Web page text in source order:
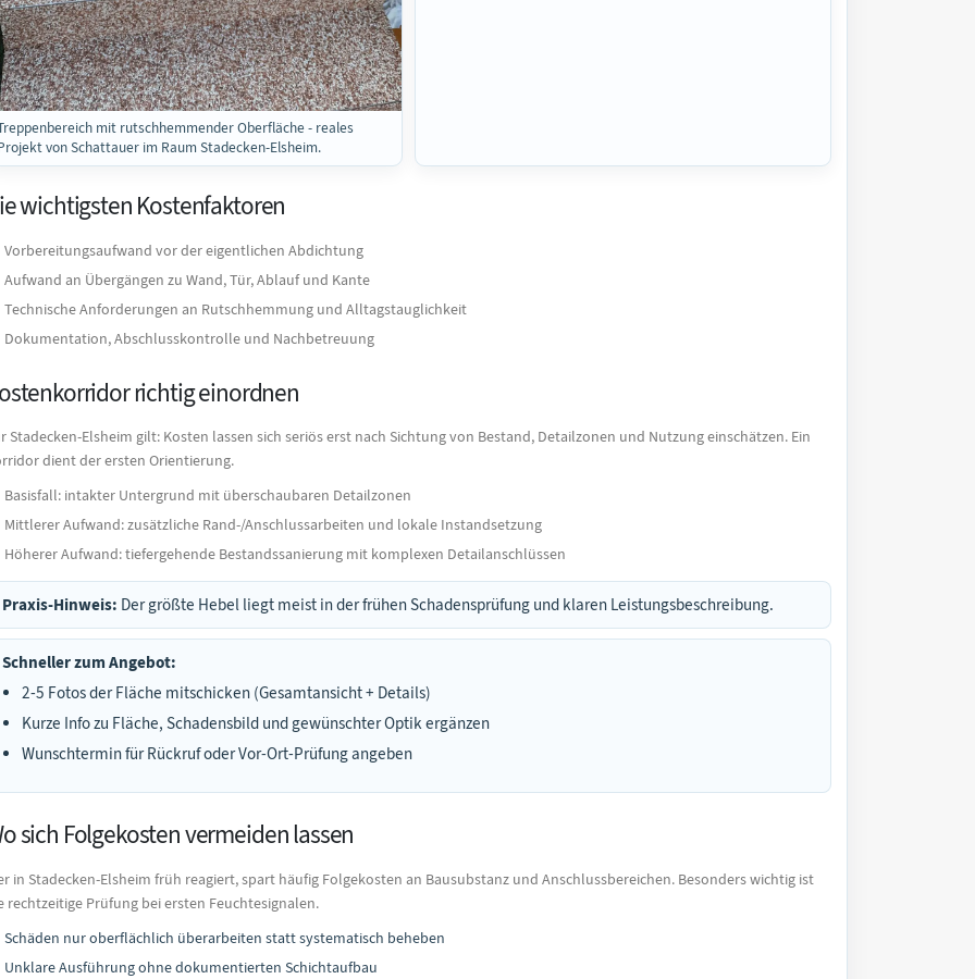
mit rutschhemmender Oberfläche - reales
von Schattauer im Raum Stadecken-Elsheim.
wichtigsten Kostenfaktoren
Vorbereitungsaufwand vor der eigentlichen Abdichtung
Aufwand an Übergängen zu Wand, Tür, Ablauf und Kante
Technische Anforderungen an Rutschhemmung und Alltagstauglichkeit
Dokumentation, Abschlusskontrolle und Nachbetreuung
richtig einordnen
Stadecken-Elsheim gilt: Kosten lassen sich seriös erst nach Sichtung von Bestand, Detailzonen und Nutzung einschätzen. Ein
dient der ersten Orientierung.
Basisfall: intakter Untergrund mit überschaubaren Detailzonen
Mittlerer Aufwand: zusätzliche Rand-/Anschlussarbeiten und lokale Instandsetzung
Höherer Aufwand: tiefergehende Bestandssanierung mit komplexen Detailanschlüssen
Praxis-Hinweis: Der größte Hebel liegt meist in der frühen Schadensprüfung und klaren Leistungsbeschreibung.
Schneller zum Angebot:
2-5 Fotos der Fläche mitschicken (Gesamtansicht + Details)
Kurze Info zu Fläche, Schadensbild und gewünschter Optik ergänzen
Wunschtermin für Rückruf oder Vor-Ort-Prüfung angeben
sich Folgekosten vermeiden lassen
in Stadecken-Elsheim früh reagiert, spart häufig Folgekosten an Bausubstanz und Anschlussbereichen. Besonders wichtig ist
rechtzeitige Prüfung bei ersten Feuchtesignalen.
Schäden nur oberflächlich überarbeiten statt systematisch beheben
Unklare Ausführung ohne dokumentierten Schichtaufbau